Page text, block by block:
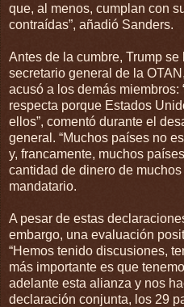
que, al menos, cumplan con
contraídas”, añadió Sanders.
Antes de la cumbre, Trump se
secretario general de la
acusó a los demás miembros:
respecta porque Estados
ellos”, comentó durante el
general. “Muchos países no
y, francamente, muchos
cantidad de dinero de muchos
mandatario.
A pesar de estas
embargo, una evaluación
“Hemos tenido discusiones,
más importante es que
adelante esta alianza y nos
declaración conjunta, los 29